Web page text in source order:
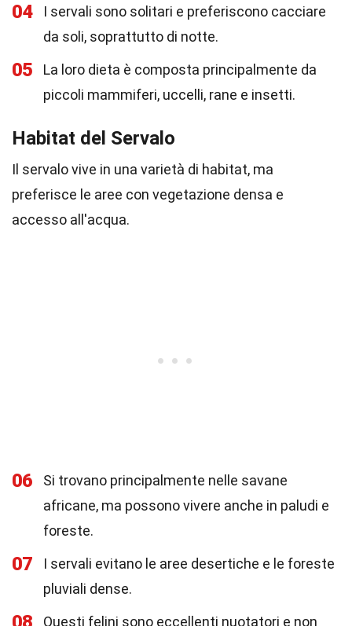
04
I servali sono solitari e preferiscono cacciare
da soli, soprattutto di notte.
05
La loro dieta è composta principalmente da
piccoli mammiferi, uccelli, rane e insetti.
Habitat del Servalo
Il servalo vive in una varietà di habitat, ma
preferisce le aree con vegetazione densa e
accesso all'acqua.
06
Si trovano principalmente nelle savane
africane, ma possono vivere anche in paludi e
foreste.
07
I servali evitano le aree desertiche e le foreste
pluviali dense.
Questi felini sono eccellenti nuotatori e non